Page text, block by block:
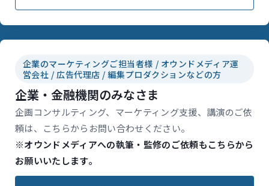
企業のマーケティングご担当者様 / オウンドメディア運
営会社 / 広告代理店 / 編集プロダクションなどの方
企業・金融機関のみなさま
企画コンサルティング、マーケティング支援、講演のご依
頼は、こちらからお問い合わせください。
※オウンドメディアへの執筆・監修のご依頼もこちらから
お願いいたします。